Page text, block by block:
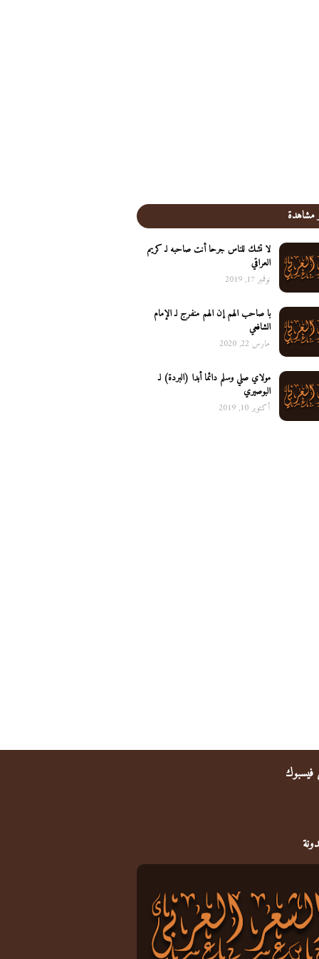
مشاهدة
لا تشك للناس جرحا أنت صاحبه لـ كريم
العراقي
نوفمبر 17, 2019
يا صاحب الهم إن الهم منفرج لـ الإمام
الشافعي
مارس 22, 2020
مولاي صلي وسلم دائما أبدا (البردة) لـ
البوصيري
أكتوبر 10, 2019
فيسبوك